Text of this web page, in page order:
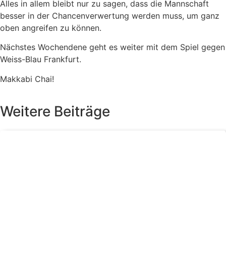
Alles in allem bleibt nur zu sagen, dass die Mannschaft
besser in der Chancenverwertung werden muss, um ganz
oben angreifen zu können.
Nächstes Wochendene geht es weiter mit dem Spiel gegen
Weiss-Blau Frankfurt.
Makkabi Chai!
Weitere Beiträge